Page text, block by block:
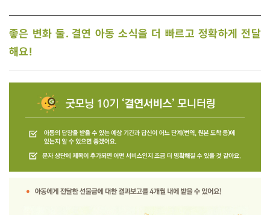
좋은 변화 둘. 결연 아동 소식을 더 빠르고 정확하게 전달
해요!